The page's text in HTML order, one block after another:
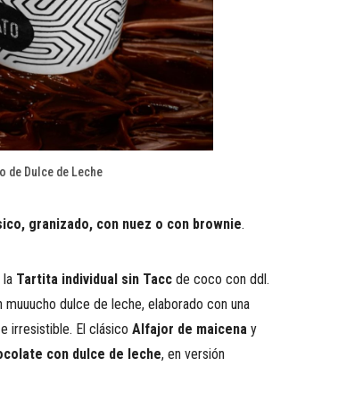
de Dulce de Leche
granizado, con nuez o con brownie.
la Tartita individual sin Tacc de coco con ddl.
muuucho dulce de leche, elaborado con una
irresistible. El clásico Alfajor de maicena y
con dulce de leche, en versión